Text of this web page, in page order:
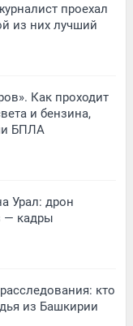
проехал
из них лучший
Как проходит
и бензина,
БПЛА
Урал: дрон
— кадры
кто
из Башкирии